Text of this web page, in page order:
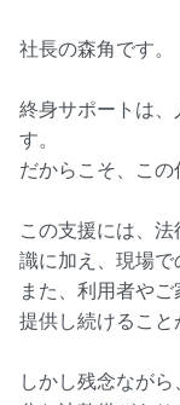
社長の森角です。
終身サポートは
す。
だからこそ、この
この支援には、
識に加え、現場で
また、利用者や
提供し続けること
しかし残念なが